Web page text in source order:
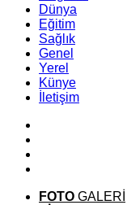
Dünya
Eğitim
Sağlık
Genel
Yerel
Künye
İletişim
FOTO GALERİ